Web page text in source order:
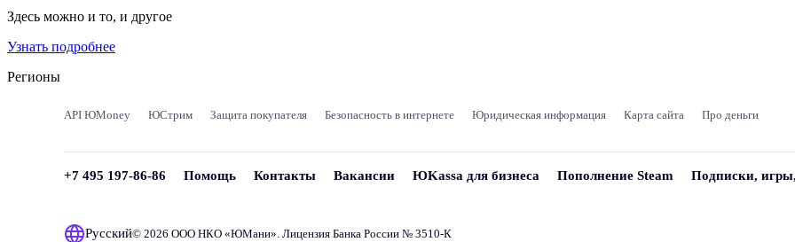
Здесь можно и то, и другое
Узнать подробнее
Регионы
API ЮMoney ЮСтрим Защита покупателя Безопасность в интернете Юридическая информация Карта сайта Про деньги
+7 495 197-86-86 Помощь Контакты Вакансии ЮKassa для бизнеса Пополнение Steam Подписки,
Русский© 2026 ООО НКО «ЮМани». Лицензия Банка России № 3510‑К